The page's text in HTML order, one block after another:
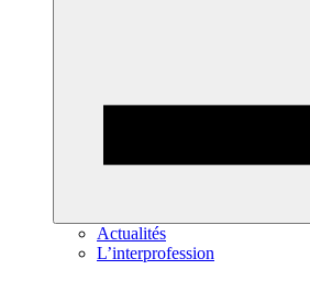
Actualités
L’interprofession